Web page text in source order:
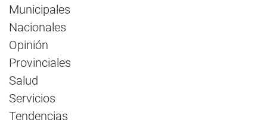
Municipales
Nacionales
Opinión
Provinciales
Salud
Servicios
Tendencias